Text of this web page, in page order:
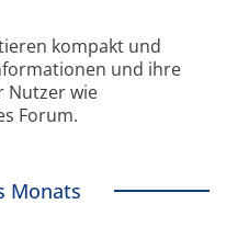
kompakt und
und ihre
Nutzer wie
Forum.
Monats